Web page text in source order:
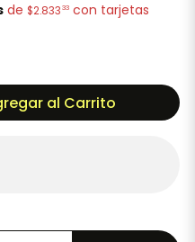
de $2.83333 con tarjetas
al Carrito